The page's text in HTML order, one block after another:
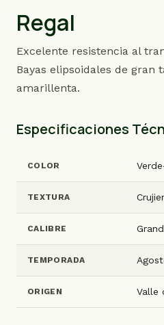
Regal
Excelente resistencia al
Bayas elipsoidales de gran
amarillenta.
Especificaciones
COLOR
TEXTURA
CALIBRE
TEMPORADA
ORIGEN Valle